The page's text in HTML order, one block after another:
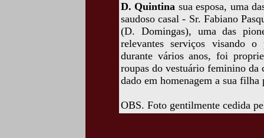
D. Quintina sua esposa, uma
saudoso casal - Sr. Fabiano
(D. Domingas), uma das
relevantes serviços visando
durante vários anos, foi
roupas do vestuário feminino da
dado em homenagem a sua
OBS. Foto gentilmente cedida